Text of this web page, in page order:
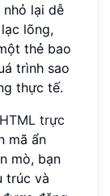
lại dễ
lõng,
thẻ bao
trình sao
thực tế.
trực
mã ẩn
mò, bạn
trúc và